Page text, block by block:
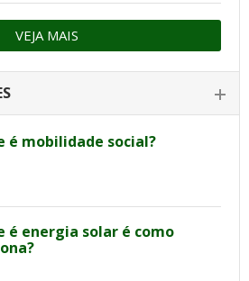
VEJA MAIS
é mobilidade social?
é energia solar é como